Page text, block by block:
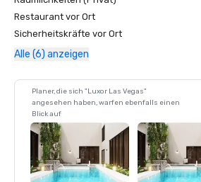
Restaurant vor Ort
Sicherheitskräfte vor Ort
Alle (6) anzeigen
Planer, die sich "Luxor Las Vegas"
angesehen haben, warfen ebenfalls einen
Blick auf